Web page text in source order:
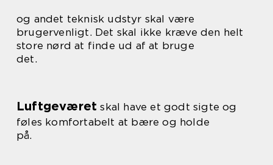
og andet teknisk udstyr skal være
brugervenligt. Det skal ikke kræve den helt
store nørd at finde ud af at bruge
det.
Luftgeværet skal have et godt sigte og
føles komfortabelt at bære og holde
på.